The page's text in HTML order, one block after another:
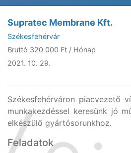
Supratec Membrane Kft.
Székesfehérvár
Bruttó 320 000 Ft / Hónap
2021. 10. 29.
Székesfehérváron piacvezető
munkakezdéssel keresünk jó
elkészülő gyártósorunkhoz.
Feladatok